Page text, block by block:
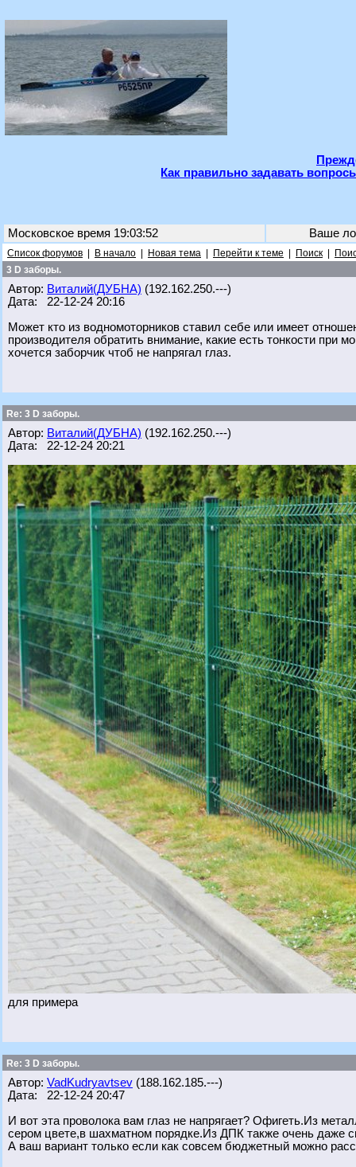
Как правильно задавать
Московское время 19:03:52 Ваше
Список форумов В начало Новая тема Перейти к теме Поиск
3 D заборы.
Автор: Виталий(ДУБНА) (192.162.250.---)
Дата: 22-12-24 20:16
Может кто из водномоторников ставил себе или имеет
производителя обратить внимание, какие есть тонкости
хочется заборчик чтоб не напрягал глаз.
Re: 3 D заборы.
Автор: Виталий(ДУБНА) (192.162.250.---)
Дата: 22-12-24 20:21
для примера
Re: 3 D заборы.
Автор: VadKudryavtsev (188.162.185.---)
Дата: 22-12-24 20:47
И вот эта проволока вам глаз не напрягает? Офигеть.Из
сером цвете,в шахматном порядке.Из ДПК также очень даже
А ваш вариант только если как совсем бюджетный можно